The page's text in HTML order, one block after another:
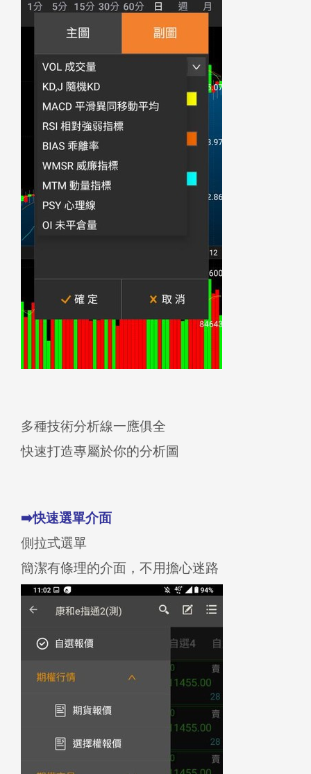
多種技術分析線一應俱全
快速打造專屬於你的分析圖
➡️快速選單介面
側拉式選單
簡潔有條理的介面，不用擔心迷路